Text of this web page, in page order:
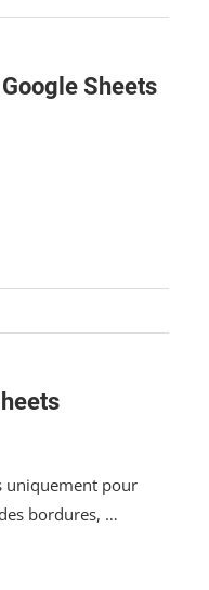
Sheets
uniquement pour
bordures, …